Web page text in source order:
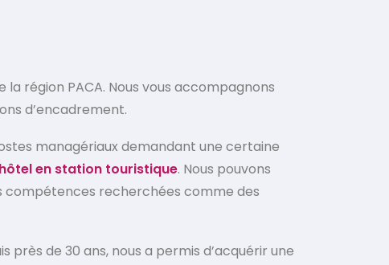
région PACA. Nous vous accompagnons
d’encadrement.
managériaux demandant une certaine
en station touristique. Nous pouvons
compétences recherchées comme des
de 30 ans, nous a permis d’acquérir une